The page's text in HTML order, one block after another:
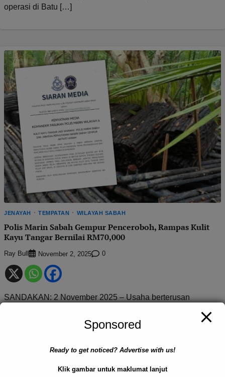
operasi di Batu […]
JENAYAH TEMPATAN WILAYAH SABAH
Polis Marin Sabah Gempur Penceroboh, Rampas Kulit
Kayu Tangar Bernilai RM70,000
Ray Bull November 2, 2025 0
SANDAKAN: 2 November 2025 – Usaha berterusan
membuahkan hasil apabila Pasukan Polis Marin (PPM)
Wilayah 4 Sabah bersama […]
Sponsored
Ready to get noticed? Advertise with us!
Klik gambar untuk maklumat lanjut